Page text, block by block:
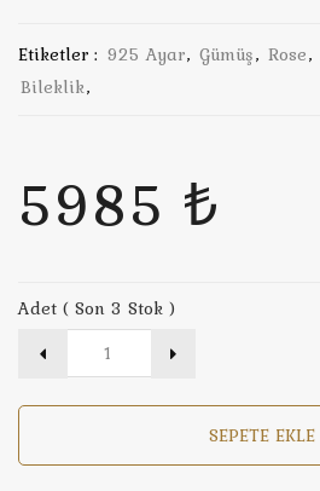
Etiketler : 925 Ayar, Gümüş, Rose,
Bileklik,
5985 ₺
Adet ( Son 3 Stok )
SEPETE EKLE